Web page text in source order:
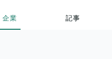
企業 記事